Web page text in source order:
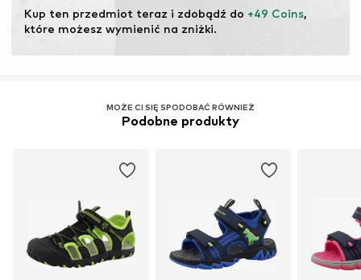
Kup ten przedmiot teraz i zdobądź do +49 Coins,
które możesz wymienić na zniżki.
MOŻE CI SIĘ SPODOBAĆ RÓWNIEŻ
Podobne produkty